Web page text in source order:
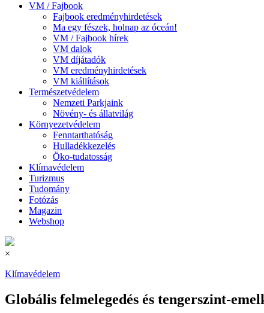
VM / Fajbook
Fajbook eredményhirdetések
Ma egy fészek, holnap az óceán!
VM / Fajbook hírek
VM dalok
VM díjátadók
VM eredményhirdetések
VM kiállítások
Természetvédelem
Nemzeti Parkjaink
Növény- és állatvilág
Környezetvédelem
Fenntarthatóság
Hulladékkezelés
Öko-tudatosság
Klímavédelem
Turizmus
Tudomány
Fotózás
Magazin
Webshop
×
Klímavédelem
Globális felmelegedés és tengerszint-